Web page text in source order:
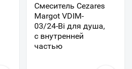
Смеситель Cezares
Margot VDIM-
03/24-Bi для душа,
с внутренней
частью